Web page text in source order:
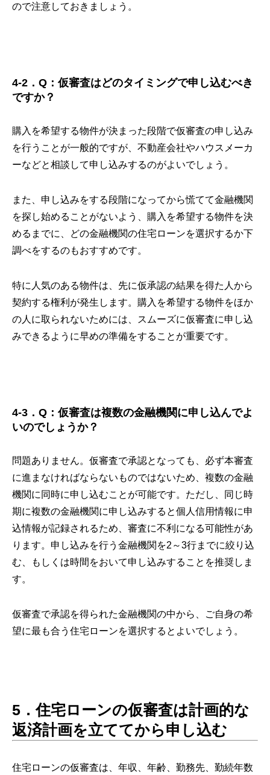
ので注意しておきましょう。
4-2．Q：仮審査はどのタイミングで申し込むべき
ですか？
購入を希望する物件が決まった段階で仮審査の申し込み
を行うことが一般的ですが、不動産会社やハウスメーカ
ーなどと相談して申し込みするのがよいでしょう。
また、申し込みをする段階になってから慌てて金融機関
を探し始めることがないよう、購入を希望する物件を決
めるまでに、どの金融機関の住宅ローンを選択するか下
調べをするのもおすすめです。
特に人気のある物件は、先に仮承認の結果を得た人から
契約する権利が発生します。購入を希望する物件をほか
の人に取られないためには、スムーズに仮審査に申し込
みできるように早めの準備をすることが重要です。
4-3．Q：仮審査は複数の金融機関に申し込んでよ
いのでしょうか？
問題ありません。仮審査で承認となっても、必ず本審査
に進まなければならないものではないため、複数の金融
機関に同時に申し込むことが可能です。ただし、同じ時
期に複数の金融機関に申し込みすると個人信用情報に申
込情報が記録されるため、審査に不利になる可能性があ
ります。申し込みを行う金融機関を2～3行までに絞り込
む、もしくは時間をおいて申し込みすることを推奨しま
す。
仮審査で承認を得られた金融機関の中から、ご自身の希
望に最も合う住宅ローンを選択するとよいでしょう。
5．住宅ローンの仮審査は計画的な
返済計画を立ててから申し込む
住宅ローンの仮審査は、年収、年齢、勤務先、勤続年数